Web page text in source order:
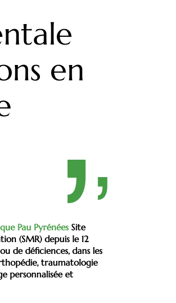
en
Pau PyrénéesSite
(SMR) depuis le 12
de déficiences, dans les
traumatologie
personnalisée et